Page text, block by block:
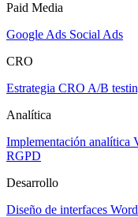
Paid Media
Google Ads Social Ads
CRO
Estrategia CRO A/B
Analítica
Implementación analítica
RGPD
Desarrollo
Diseño de interfaces